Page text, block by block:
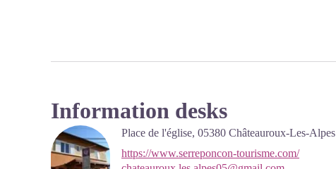
Information desks
Place de l'église, 05380 Châteauroux-Les-Alpes
https://www.serreponcon-tourisme.com/